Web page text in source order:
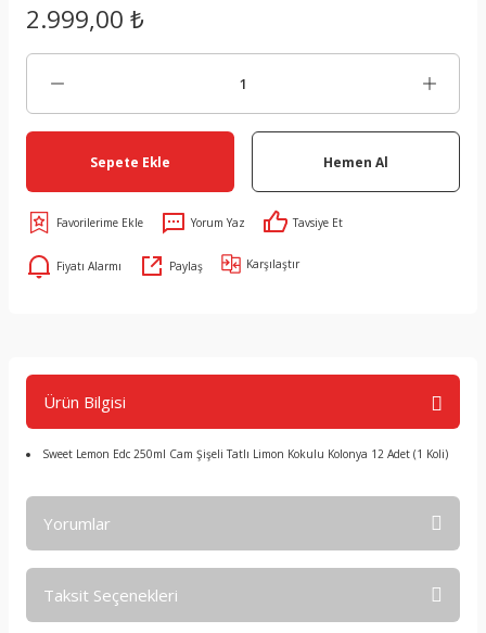
2.999,00 ₺
Sepete Ekle Hemen Al
Yorum Yaz Tavsiye Et
Fiyatı Alarmı Paylaş Karşılaştır
Ürün Bilgisi
Sweet Lemon Edc 250ml Cam Şişeli Tatlı Limon Kokulu Kolonya 12 Adet (1 Koli)
Yorumlar
Taksit Seçenekleri